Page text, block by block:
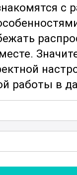
с
работы в
операцийи
обеспечат